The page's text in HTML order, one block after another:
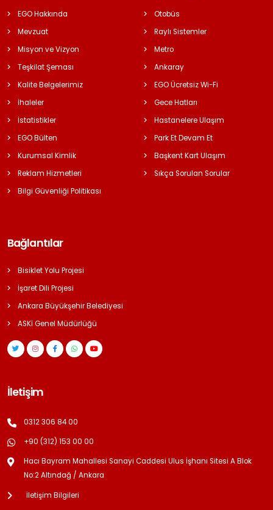
EGO Hakkında
Mevzuat
Misyon ve Vizyon
Teşkilat Şeması
Kalite Belgelerimiz
İhaleler
İstatistikler
EGO Bülten
Kurumsal Kimlik
Reklam Hizmetleri
Bilgi Güvenliği Politikası
Otobüs
Raylı Sistemler
Metro
Ankaray
EGO Ücretsiz Wi-Fi
Gece Hatları
Hastanelere Ulaşım
Park Et Devam Et
Başkent Kart Ulaşım
Sıkça Sorulan Sorular
Bağlantılar
Bisiklet Yolu Projesi
İşaret Dili Projesi
Ankara Büyükşehir Belediyesi
ASKİ Genel Müdürlüğü
İletişim
0312 306 84 00
+90 (312) 153 00 00
Hacı Bayram Mahallesi Sanayi Caddesi Ulus İşhanı Sitesi A Blok
No:2 Altındağ / Ankara
İletişim Bilgileri